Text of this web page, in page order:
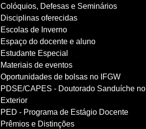
Colóquios, Defesas e Seminários
Disciplinas oferecidas
Escolas de Inverno
Espaço do docente e aluno
Estudante Especial
Materiais de eventos
Oportunidades de bolsas no IFGW
PDSE/CAPES - Doutorado Sanduíche no
Exterior
PED - Programa de Estágio Docente
Prêmios e Distinções